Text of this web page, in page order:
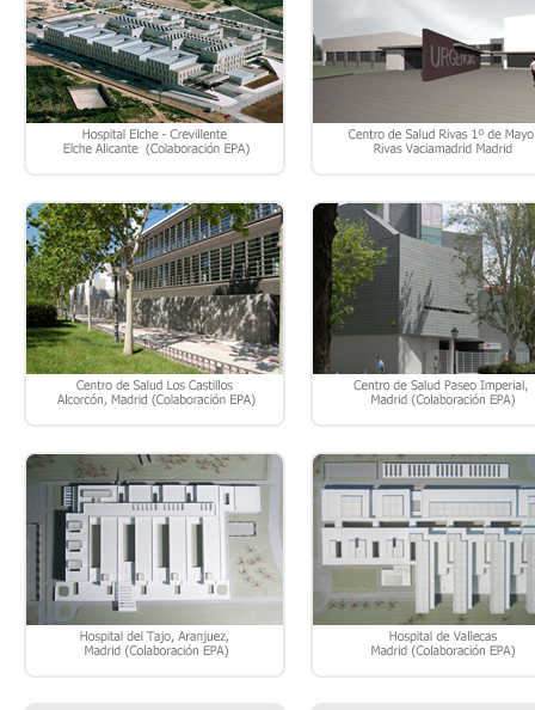
CENTRO DE SALUD “LOS
CASTILLOS”, ALCORCÓN – MADRID.
IMPERIAL” – MADRID.
HOSPITAL DEL TAJO, ARANJUEZ
(MADRID).
HOSPITAL DE VALLECAS,
PLANEAMIENTO Y PAISAJISMO REFORMAS Y DISEÑO